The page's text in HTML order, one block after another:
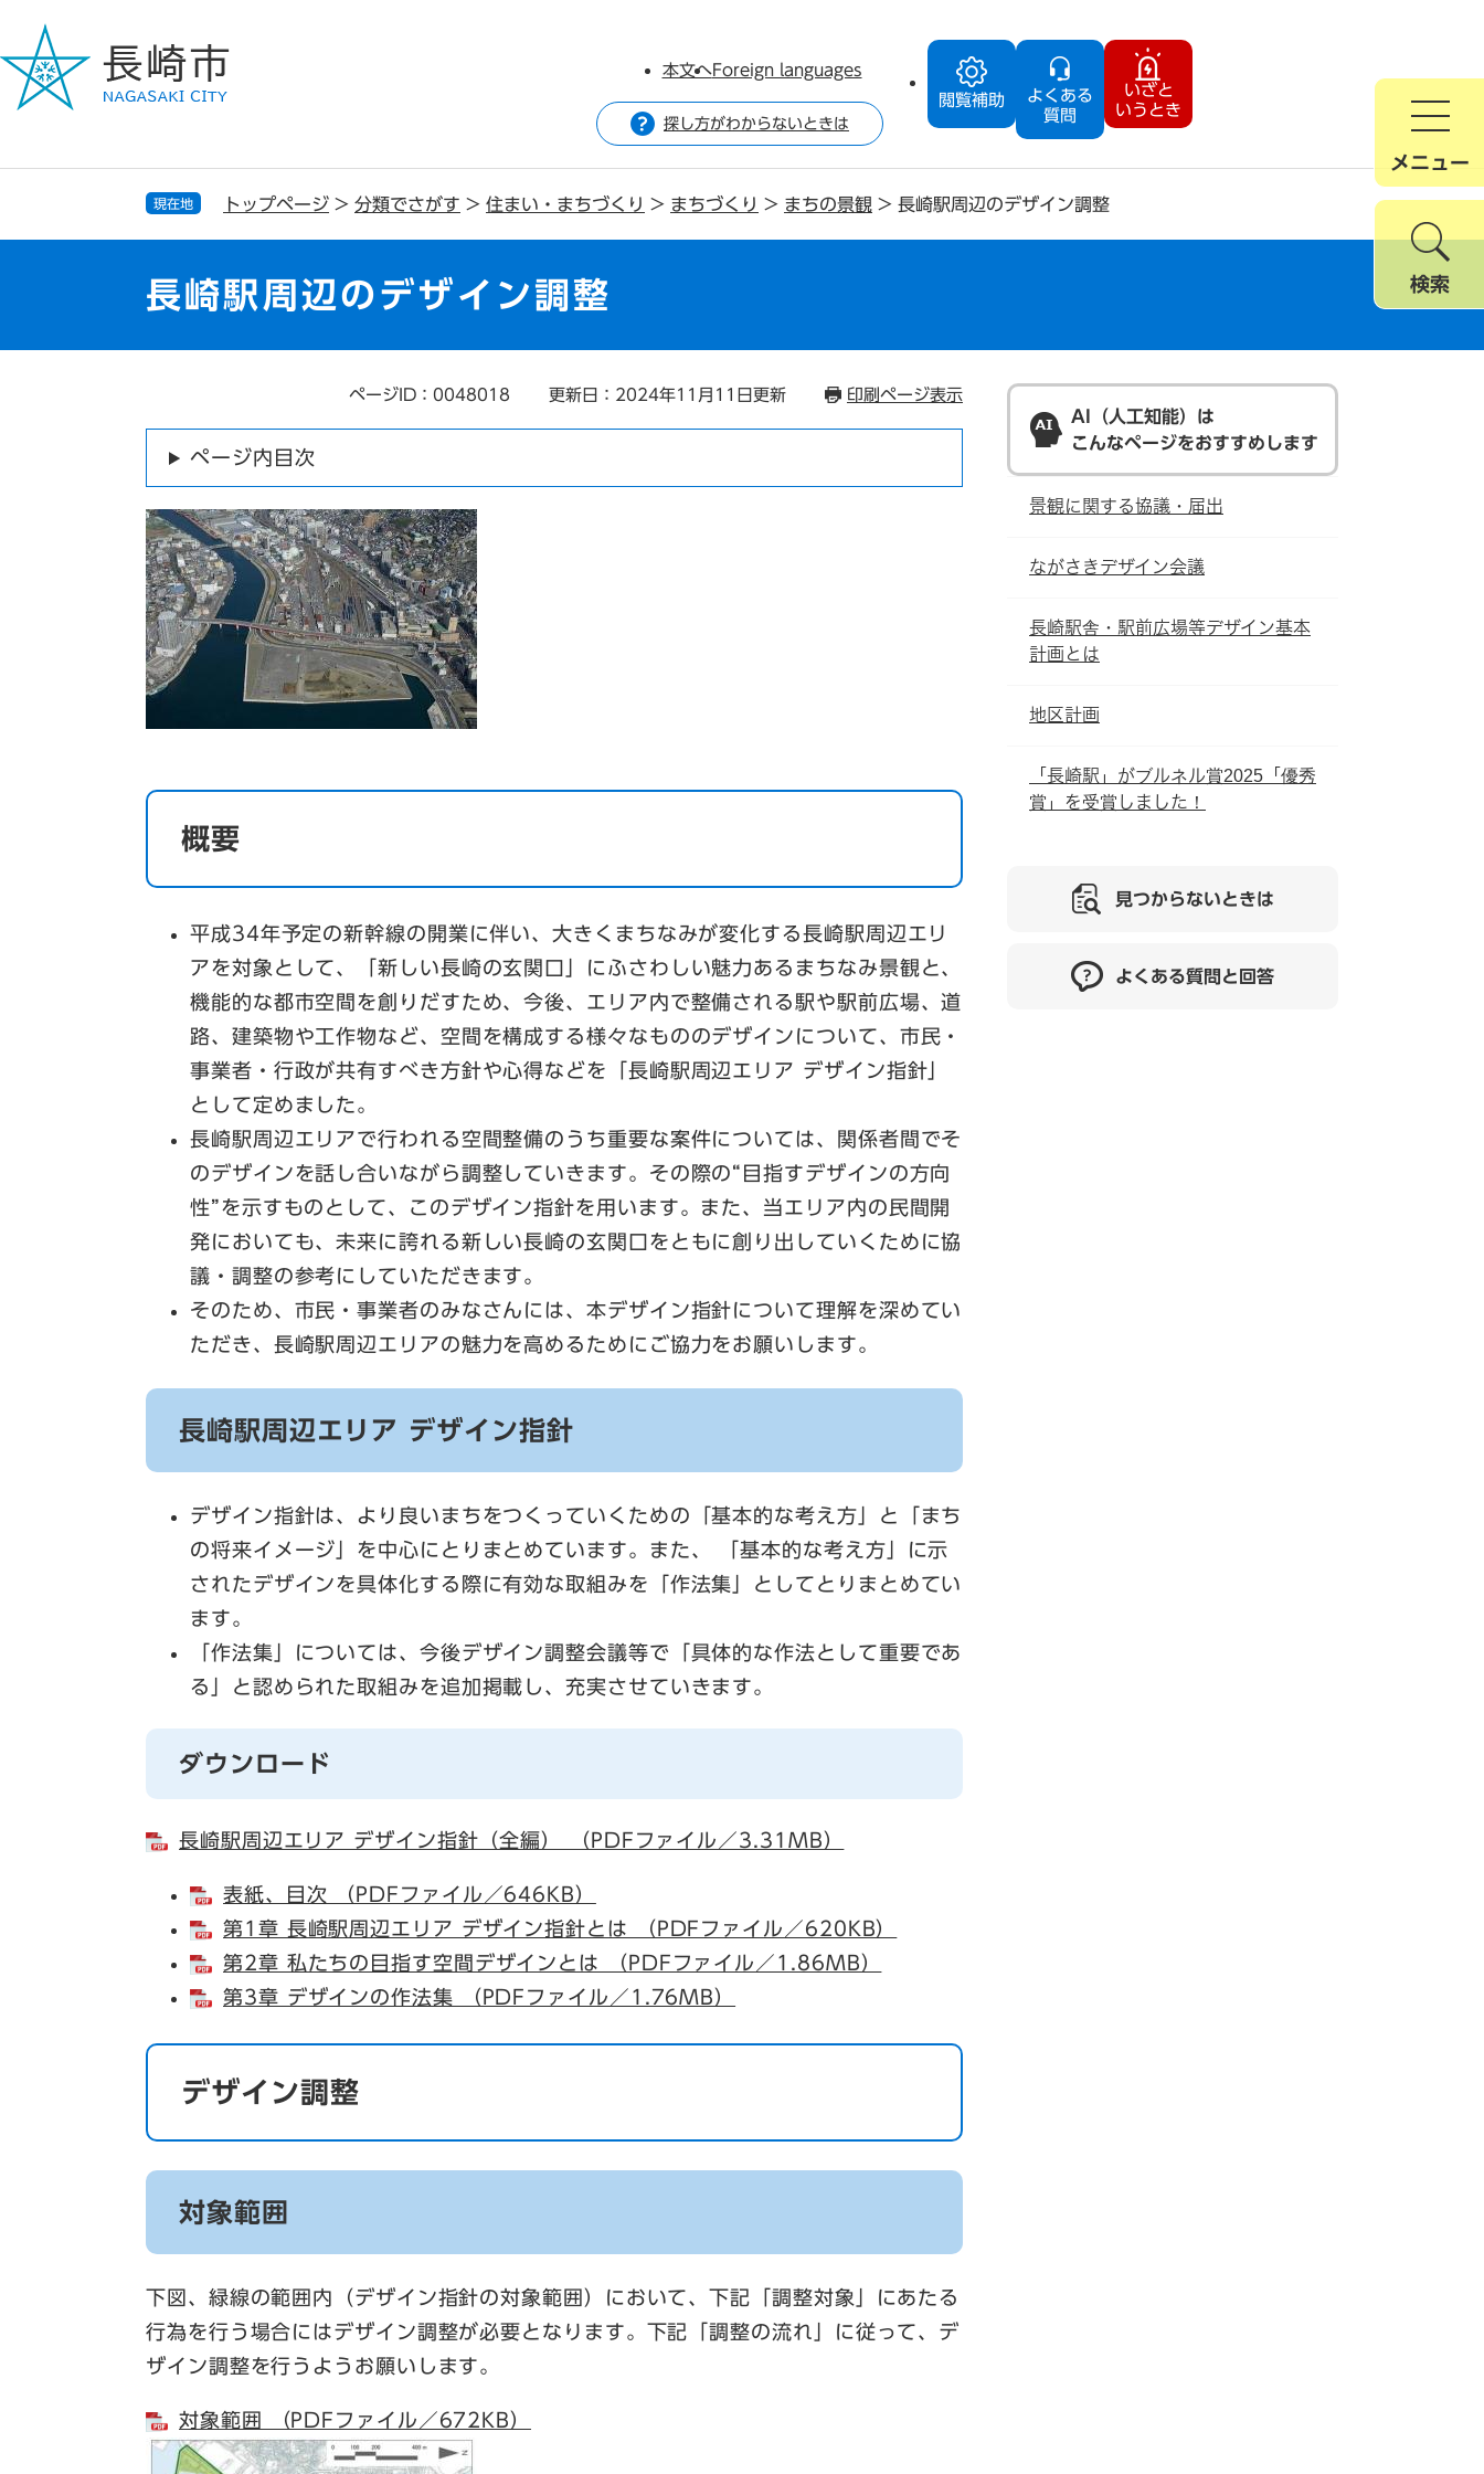
ジ
で
ュ
ば
閲覧補助
よくある
質問
いざと
いうとき
本文へForeign languages
探し方がわからないときは
メニュー
検索
現在地 トップページ > 分類でさがす > 住まい・まちづくり > まちづくり > まちの景観 > 長崎駅周辺のデザイン調整
長崎駅周辺のデザイン調整
ページID：0048018 更新日：2024年11月11日更新 印刷ページ表示
ページ内目次
概要
平成34年予定の新幹線の開業に伴い、大きくまちなみが変化する長崎駅周辺エリ
アを対象として、「新しい長崎の玄関口」にふさわしい魅力あるまちなみ景観と、
機能的な都市空間を創りだすため、今後、エリア内で整備される駅や駅前広場、道
路、建築物や工作物など、空間を構成する様々なもののデザインについて、市民・
事業者・行政が共有すべき方針や心得などを「長崎駅周辺エリア デザイン指針」
として定めました。
長崎駅周辺エリアで行われる空間整備のうち重要な案件については、関係者間でそ
のデザインを話し合いながら調整していきます。その際の“目指すデザインの方向
性”を示すものとして、このデザイン指針を用います。また、当エリア内の民間開
発においても、未来に誇れる新しい長崎の玄関口をともに創り出していくために協
議・調整の参考にしていただきます。
そのため、市民・事業者のみなさんには、本デザイン指針について理解を深めてい
ただき、長崎駅周辺エリアの魅力を高めるためにご協力をお願いします。
長崎駅周辺エリア デザイン指針
デザイン指針は、より良いまちをつくっていくための「基本的な考え方」と「まち
の将来イメージ」を中心にとりまとめています。また、 「基本的な考え方」に示
されたデザインを具体化する際に有効な取組みを「作法集」としてとりまとめてい
ます。
「作法集」については、今後デザイン調整会議等で「具体的な作法として重要であ
る」と認められた取組みを追加掲載し、充実させていきます。
ダウンロード
長崎駅周辺エリア デザイン指針（全編） （PDFファイル／3.31MB）
表紙、目次 （PDFファイル／646KB）
第1章 長崎駅周辺エリア デザイン指針とは （PDFファイル／620KB）
第2章 私たちの目指す空間デザインとは （PDFファイル／1.86MB）
第3章 デザインの作法集 （PDFファイル／1.76MB）
デザイン調整
対象範囲
下図、緑線の範囲内（デザイン指針の対象範囲）において、下記「調整対象」にあたる
行為を行う場合にはデザイン調整が必要となります。下記「調整の流れ」に従って、デ
ザイン調整を行うようお願いします。
対象範囲 （PDFファイル／672KB）
AI（人工知能）は
こんなページをおすすめします
景観に関する協議・届出
ながさきデザイン会議
長崎駅舎・駅前広場等デザイン基本
計画とは
地区計画
「長崎駅」がブルネル賞2025「優秀
賞」を受賞しました！
見つからないときは
よくある質問と回答